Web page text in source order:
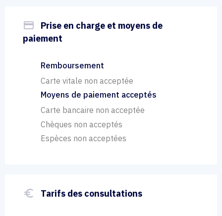
payment
Prise en charge et moyens de
paiement
Remboursement
Carte vitale non acceptée
Moyens de paiement acceptés
Carte bancaire non acceptée
Chèques non acceptés
Espèces non acceptées
euro_symbol Tarifs des consultations